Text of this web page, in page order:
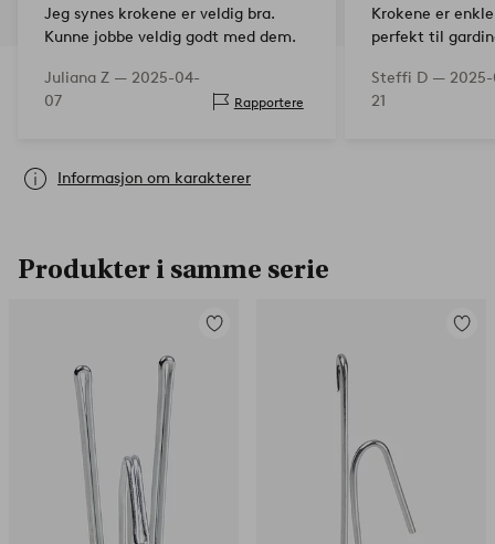
Jeg synes krokene er veldig bra.
Kunne jobbe veldig godt med dem.
Juliana Z — 2025-04-
07
Rapportere
Krokene er
perfekt til
Steffi D —
21
Informasjon om karakterer
Produkter i samme serie
Legg
Legg